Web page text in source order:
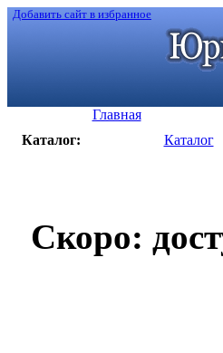
Добавить сайт в избранное
Главная
Каталог:
Каталог
Скоро: